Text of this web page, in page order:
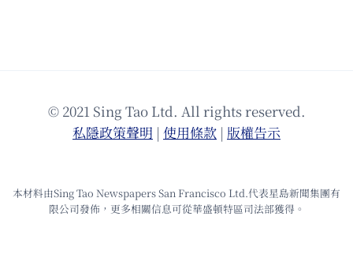
© 2021 Sing Tao Ltd. All rights reserved.
私隱政策聲明 | 使⽤條款 | 版權告⽰
本材料由Sing Tao Newspapers San Francisco Ltd.代表星島新聞集團有
限公司發佈，更多相關信息可從華盛頓特區司法部獲得。